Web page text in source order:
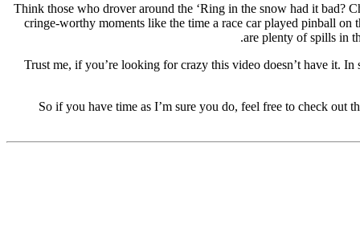
Think those who drover around the ‘Ring in the snow had it bad?
cringe-worthy moments like the time a race car played pinball on
are plenty of spills in
Trust me, if you’re looking for crazy this video doesn’t have it.
So if you have time as I’m sure you do, feel free to check out